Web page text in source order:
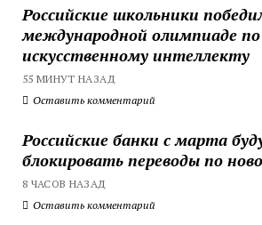
Российские школьники
международной олимпиаде по
искусственному интеллекту
55 МИНУТ НАЗАД
Оставить комментарий
Российские банки с марта
блокировать переводы по
8 ЧАСОВ НАЗАД
Оставить комментарий